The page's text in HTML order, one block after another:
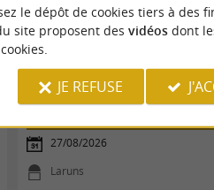
Atelier cirque - Laruns
27/08/2026
Laruns
le dépôt de cookies tiers à des
site proposent des vidéosdont
JE REFUSE